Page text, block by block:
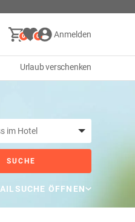
0 0 Anmelden
Urlaub verschenken
SUCHE
ÖFFNEN